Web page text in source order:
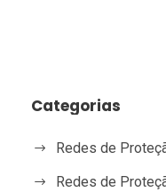
Categorias
Redes de
Redes de